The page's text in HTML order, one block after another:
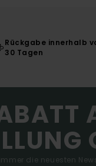
Rückgabe innerhalb
30 Tagen
die neuesten